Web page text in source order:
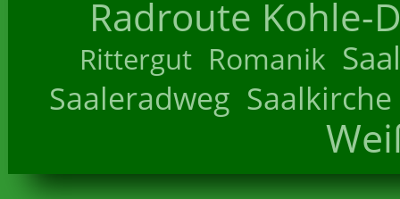
Radroute Kohle-
Rittergut Romanik
Saaleradweg Saalkirche